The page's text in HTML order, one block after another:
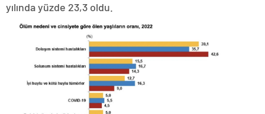
yılında yüzde 23,3 oldu.